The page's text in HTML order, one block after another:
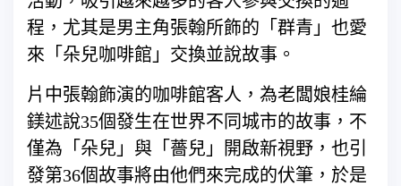
程，尤其是男主角張翰所飾的「群青」也愛
來「朵兒咖啡館」交換並說故事。
片中張翰飾演的咖啡館客人，為老闆娘桂綸
鎂述說35個發生在世界不同城市的故事，不
僅為「朵兒」與「薔兒」開啟新視野，也引
發第36個故事將由他們來完成的伏筆，於是